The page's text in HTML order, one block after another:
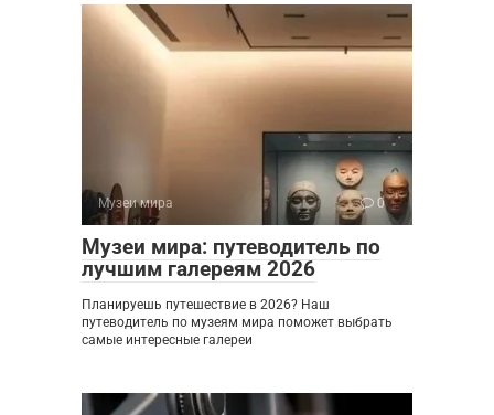
Музеи мира 0
Музеи мира: путеводитель по
лучшим галереям 2026
Планируешь путешествие в 2026? Наш
путеводитель по музеям мира поможет выбрать
самые интересные галереи